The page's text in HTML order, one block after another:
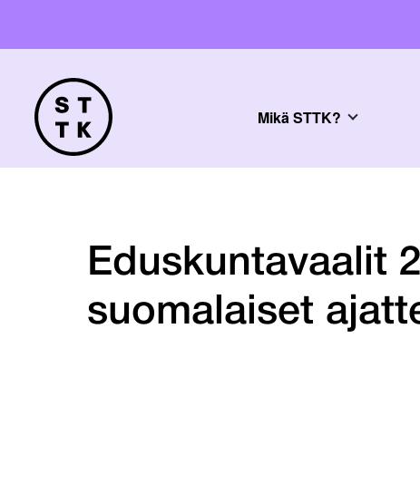
Mikä STTK?
Eduskuntavaalit
suomalaiset